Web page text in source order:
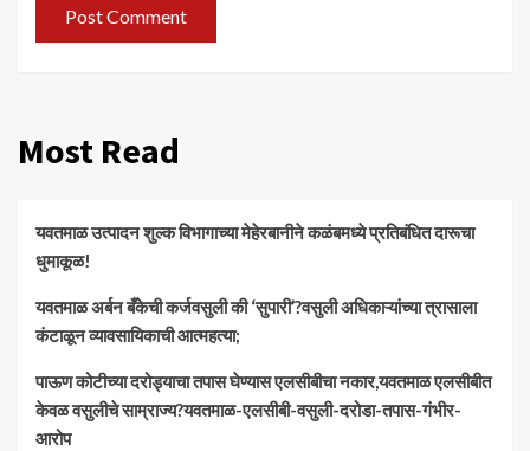
Most Read
यवतमाळ उत्पादन शुल्क विभागाच्या मेहेरबानीने कळंबमध्ये प्रतिबंधित दारूचा
धुमाकूळ!
​यवतमाळ अर्बन बँकेची कर्जवसुली की ‘सुपारी’?वसुली अधिकाऱ्यांच्या त्रासाला
कंटाळून व्यावसायिकाची आत्महत्या;
पाऊण कोटीच्या दरोड्याचा तपास घेण्यास एलसीबीचा नकार,यवतमाळ एलसीबीत
केवळ वसुलीचे साम्राज्य?यवतमाळ-एलसीबी-वसुली-दरोडा-तपास-गंभीर-
आरोप